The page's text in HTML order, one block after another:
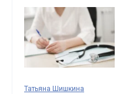
Татьяна Шишкина